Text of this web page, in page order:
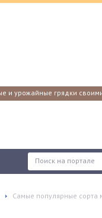
и урожайные грядки
Самые популярные сорта